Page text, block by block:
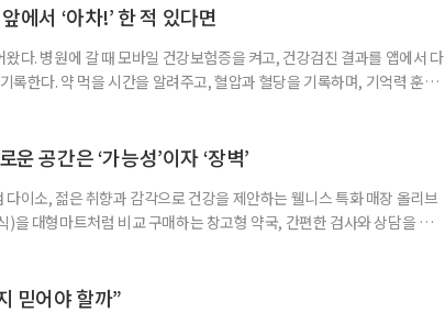
서 ‘아차!’ 한 적 있다면
다. 병원에 갈 때 모바일 건강보험증을 켜고, 건강검진 결과를 앱에서 다
록한다. 약 먹을 시간을 알려주고, 혈압과 혈당을 기록하며, 기억력 훈련
하지만 시니어에게 가장 먼저 필요한 디지털 건강 도구는 의외로
공간은 ‘가능성’이자 ‘장벽’
이소, 젊은 취향과 감각으로 건강을 제안하는 웰니스 특화 매장 올리브
을 대형마트처럼 비교 구매하는 창고형 약국, 간편한 검사와 상담을 결
봤다. 다이소, 올리브베러, 창고형·체험형 약국까지. 건기식을 구매할
믿어야 할까”